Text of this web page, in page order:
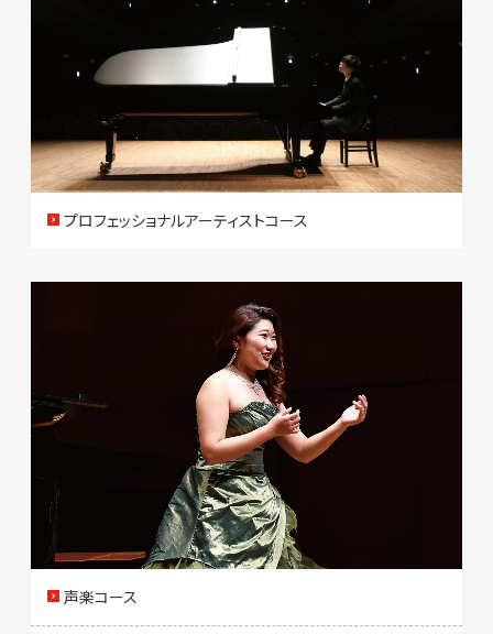
プロフェッショナルアーティストコース
声楽コース